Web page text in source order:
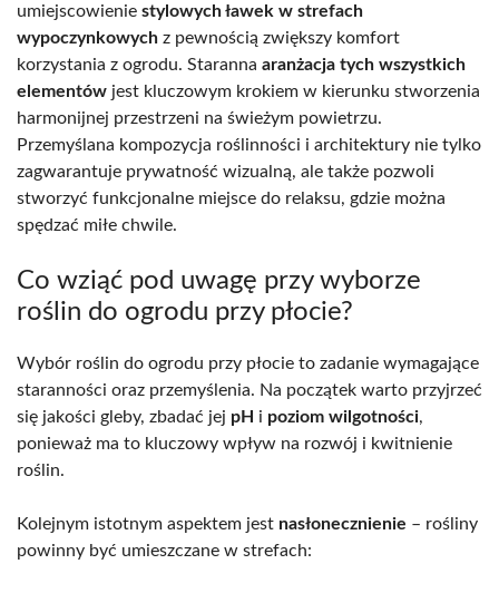
umiejscowienie stylowych ławek w strefach
wypoczynkowych z pewnością zwiększy komfort
korzystania z ogrodu. Staranna aranżacja tych wszystkich
elementów jest kluczowym krokiem w kierunku stworzenia
harmonijnej przestrzeni na świeżym powietrzu.
Przemyślana kompozycja roślinności i architektury nie tylko
zagwarantuje prywatność wizualną, ale także pozwoli
stworzyć funkcjonalne miejsce do relaksu, gdzie można
spędzać miłe chwile.
Co wziąć pod uwagę przy wyborze
roślin do ogrodu przy płocie?
Wybór roślin do ogrodu przy płocie to zadanie wymagające
staranności oraz przemyślenia. Na początek warto przyjrzeć
się jakości gleby, zbadać jej pH i poziom wilgotności,
ponieważ ma to kluczowy wpływ na rozwój i kwitnienie
roślin.
Kolejnym istotnym aspektem jest nasłonecznienie – rośliny
powinny być umieszczane w strefach: